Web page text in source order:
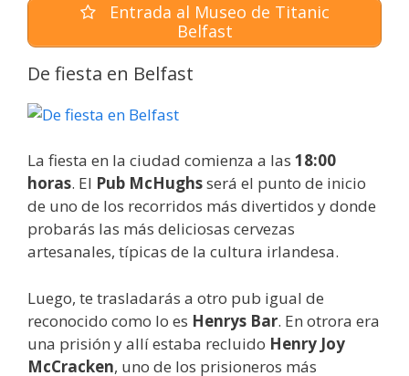
Entrada al Museo de Titanic
Belfast
De fiesta en Belfast
La fiesta en la ciudad comienza a las 18:00
horas. El Pub McHughsserá el punto de inicio
de uno de los recorridos más divertidos y donde
probarás las más deliciosas cervezas
artesanales, típicas de la cultura irlandesa.
Luego, te trasladarás a otro pub igual de
reconocido como lo es Henrys Bar. En otrora era
una prisión y allí estaba recluido Henry Joy
McCracken, uno de los prisioneros más